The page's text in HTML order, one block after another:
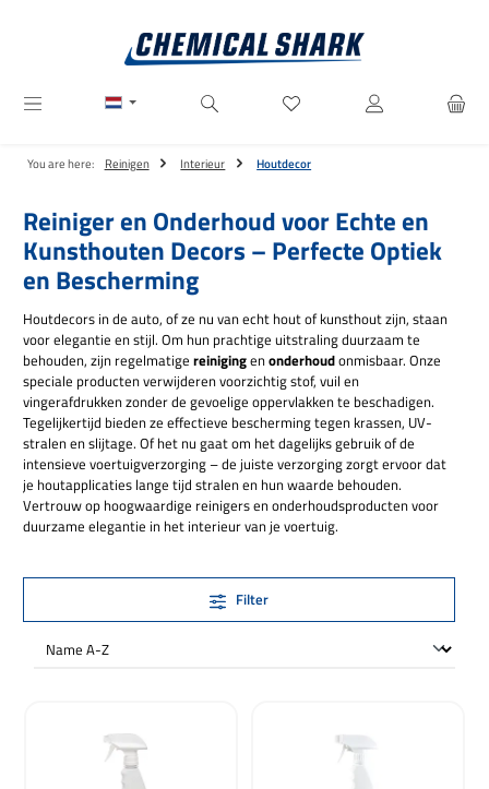
Je hebt 0 items op je
You are here: Reinigen Interieur Houtdecor
Reiniger en Onderhoud voor Echte en
Kunsthouten Decors – Perfecte Optiek
en Bescherming
Houtdecors in de auto, of ze nu van echt hout of kunsthout zijn, staan
voor elegantie en stijl. Om hun prachtige uitstraling duurzaam te
behouden, zijn regelmatige reinigingenonderhoudonmisbaar. Onze
speciale producten verwijderen voorzichtig stof, vuil en
vingerafdrukken zonder de gevoelige oppervlakken te beschadigen.
Tegelijkertijd bieden ze effectieve bescherming tegen krassen, UV-
stralen en slijtage. Of het nu gaat om het dagelijks gebruik of de
intensieve voertuigverzorging – de juiste verzorging zorgt ervoor dat
je houtapplicaties lange tijd stralen en hun waarde behouden.
Vertrouw op hoogwaardige reinigers en onderhoudsproducten voor
duurzame elegantie in het interieur van je voertuig.
Filter